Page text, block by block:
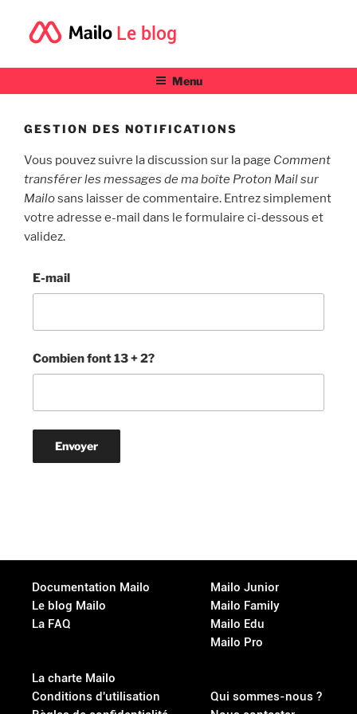
Le blog
Menu
GESTION DES NOTIFICATIONS
Vous pouvez suivre la discussion sur la page Comment
transférer les messages de ma boîte Proton Mail sur
Mailosans laisser de commentaire. Entrez simplement
votre adresse e-mail dans le formulaire ci-dessous et
validez.
E-mail
Combien font 13 + 2?
Documentation Mailo
Le blog Mailo
La FAQ
La charte Mailo
Conditions d'utilisation
Mailo Junior
Mailo Family
Mailo Edu
Mailo Pro
Qui sommes-nous ?